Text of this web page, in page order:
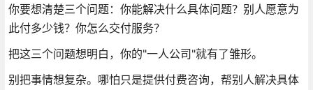
你要想清楚三个问题：你能解决什么具体问题？别人愿意为
此付多少钱？你怎么交付服务？
把这三个问题想明白，你的"一人公司"就有了雏形。
别把事情想复杂。哪怕只是提供付费咨询，帮别人解决具体